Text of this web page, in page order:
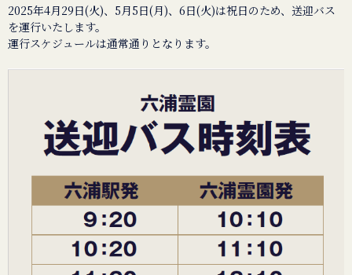
2025年4月29日(火)、5月5日(月)、6日(火)は祝日のため、送迎バス
を運行いたします。